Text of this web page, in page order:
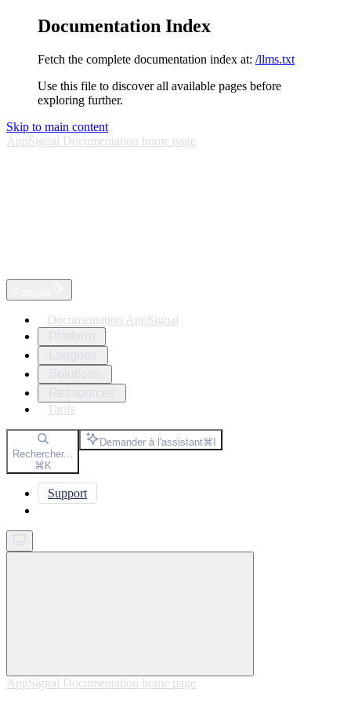
Documentation Index
Fetch the complete documentation index at: /llms.txt
Use this file to discover all available pages before
exploring further.
Skip to main content
AppSignal Documentation home page
Documentation AppSignal
Tarifs
Rechercher...
⌘K
Demander à l'assistant⌘I
Support
AppSignal Documentation home page